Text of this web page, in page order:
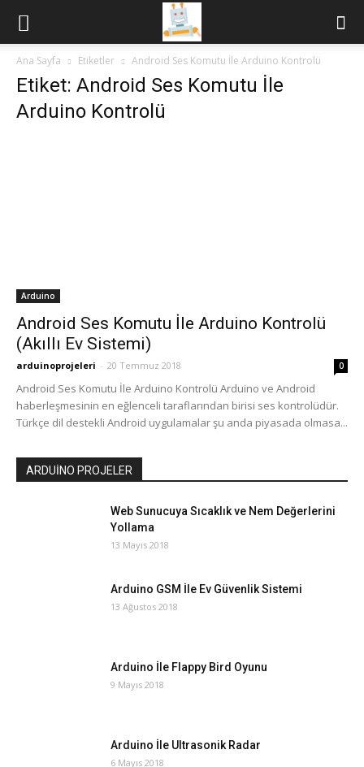
Ana Sayfa Etiketler Android Ses Komutu İle Arduino Kontrolü
Etiket: Android Ses Komutu İle
Arduino Kontrolü
Arduino
Android Ses Komutu İle Arduino Kontrolü
(Akıllı Ev Sistemi)
arduinoprojeleri - 20 Temmuz 2018 0
Android Ses Komutu İle Arduino Kontrolü Arduino ve Android
haberleşmesinin en eğlenceli taraflarından birisi ses kontrolüdür.
Türkçe dil destekli Android uygulamalar şu anda piyasada olmasa...
ARDUİNO PROJELER
Web Sunucuya Sıcaklık ve Nem Değerlerini
Yollama
13 Mayıs 2018
Arduino GSM İle Ev Güvenlik Sistemi
13 Ağustos 2018
Arduino İle Flappy Bird Oyunu
9 Mayıs 2018
Arduino İle Ultrasonik Radar
6 Mayıs 2018